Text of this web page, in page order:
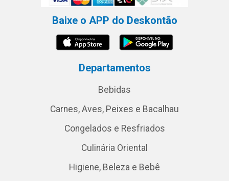
Baixe o APP do Deskontão
Departamentos
Bebidas
Carnes, Aves, Peixes e Bacalhau
Congelados e Resfriados
Culinária Oriental
Higiene, Beleza e Bebê